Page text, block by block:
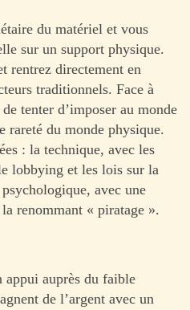
du matériel et vous
sur un support physique.
rentrez directement en
traditionnels. Face à
tenter d’imposer au monde
rareté du monde physique.
: la technique, avec les
lobbying et les lois sur la
avec une
renommant « piratage ».
appui auprès du faible
de l’argent avec un